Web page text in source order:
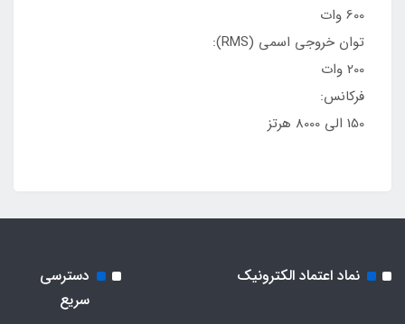
600 وات
توان خروجی اسمی (RMS):
200 وات
فرکانس:
150 الی 8000 هرتز
نماد اعتماد الکترونیک
دسترسی
سریع